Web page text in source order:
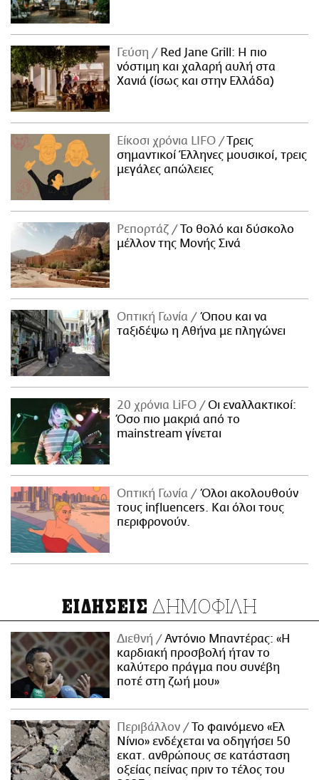
Γεύση
Red Jane Grill: Η πιο
νόστιμη και χαλαρή αυλή στα
Χανιά (ίσως και στην Ελλάδα)
Είκοσι χρόνια LIFO
Tρεις
σημαντικοί Έλληνες μουσικοί, τρεις
μεγάλες απώλειες
Ρεπορτάζ
Το θολό και δύσκολο
μέλλον της Μονής Σινά
Οπτική Γωνία
Όπου και να
ταξιδέψω η Αθήνα με πληγώνει
20 χρόνια LiFO
Οι εναλλακτικοί:
Όσο πιο μακριά από το
mainstream γίνεται
Οπτική Γωνία
Όλοι ακολουθούν
τους influencers. Και όλοι τους
περιφρονούν.
ΕΙΔΗΣΕΙΣ ΔΗΜΟΦΙΛΗ
Διεθνή
Αντόνιο Μπαντέρας: «Η
καρδιακή προσβολή ήταν το
καλύτερο πράγμα που συνέβη
ποτέ στη ζωή μου»
Περιβάλλον
Το φαινόμενο «Ελ
Νίνιο» ενδέχεται να οδηγήσει 50
εκατ. ανθρώπους σε κατάσταση
οξείας πείνας πριν το τέλος του